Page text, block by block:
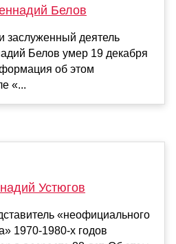
Белов
заслуженный деятель
Белов умер 19 декабря
об этом
«...
Устюгов
«неофициального
1970-1980-х годов